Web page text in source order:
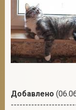
Добавлено